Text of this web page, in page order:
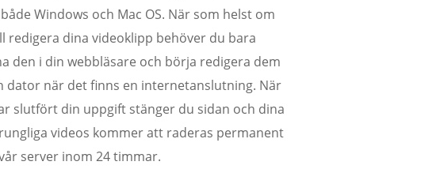
Windows och Mac OS. När som helst om
redigera dina videoklipp behöver du bara
den i din webbläsare och börja redigera dem
dator när det finns en internetanslutning. När
slutfört din uppgift stänger du sidan och dina
videos kommer att raderas permanent
server inom 24 timmar.